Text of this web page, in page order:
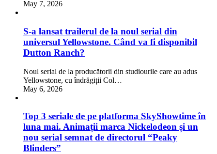
May 7, 2026
S-a lansat trailerul de la noul serial din
universul Yellowstone. Când va fi disponibil
Dutton Ranch?
Noul serial de la producătorii din studiourile care au adus
Yellowstone, cu îndrăgiții Col…
May 6, 2026
Top 3 seriale de pe platforma SkyShowtime în
luna mai. Animații marca Nickelodeon și un
nou serial semnat de directorul “Peaky
Blinders”